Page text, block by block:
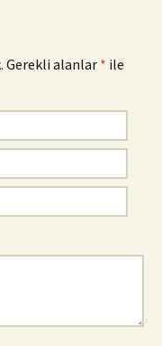
Gerekli alanlar * ile